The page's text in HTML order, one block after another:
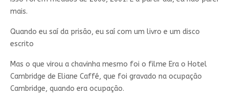
mais.
Quando eu saí da prisão, eu saí com um livro e um disco
escrito
Mas o que virou a chavinha mesmo foi o filme Era o Hotel
Cambridge de Eliane Caffé, que foi gravado na ocupação
Cambridge, quando era ocupação.